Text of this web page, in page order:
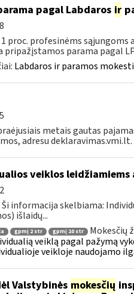
pagal Labdaros ir
proc. profesinėms
parama pagal
Labdaros ir paramos
metais gautas
adresu deklaravimas.vmi.lt.
veiklos
Ši informacija skelbiama:
išlaidų...
gpmį 2 str gpmį 10 str Mokesčių
veiklą pagal pažymą
veikloje naudojamo
Valstybinės mokesčių